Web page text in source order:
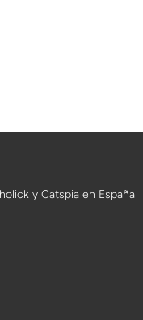
y Catspia en España